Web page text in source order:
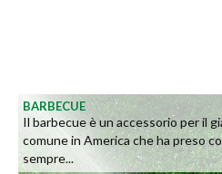
BARBECUE
Il barbecue è un accessorio per il
comune in America che ha preso
sempre...